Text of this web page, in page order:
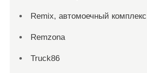
Remix, автомоечный комплекс
Remzona
Truck86